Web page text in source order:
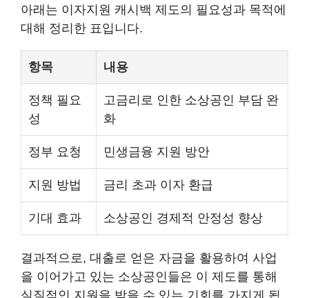
아래는 이자지원 캐시백 제도의 필요성과 목적에
대해 정리한 표입니다.
항목 내용
정책 필요
성
고금리로 인한 소상공인 부담 완
화
정부 요청 민생금융 지원 방안
지원 방법 금리 초과 이자 환급
기대 효과 소상공인 경제적 안정성 향상
결과적으로, 대출로 얻은 자금을 활용하여 사업
을 이어가고 있는 소상공인들은 이 제도를 통해
실질적인 지원을 받을 수 있는 기회를 가지게 됩